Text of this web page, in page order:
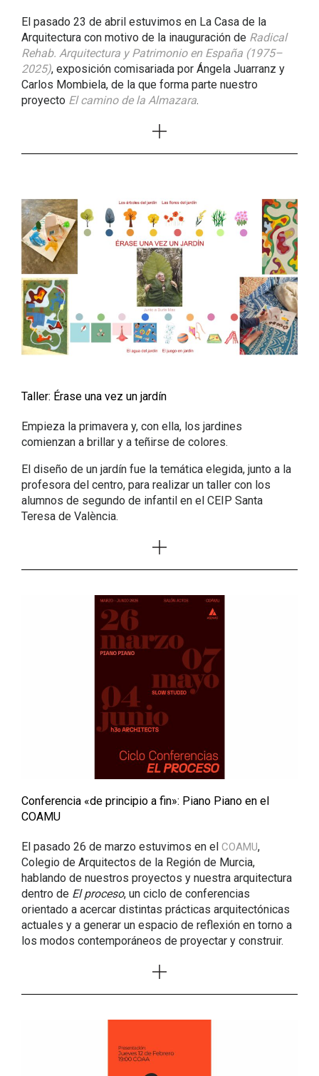
El pasado 23 de abril estuvimos en La Casa de la
Arquitectura con motivo de la inauguración de Radical
Rehab. Arquitectura y Patrimonio en España (1975–
2025), exposición comisariada por Ángela Juarranz y
Carlos Mombiela, de la que forma parte nuestro
proyecto El camino de la Almazara.
Taller: Érase una vez un jardín
Empieza la primavera y, con ella, los jardines
comienzan a brillar y a teñirse de colores.
El diseño de un jardín fue la temática elegida, junto a la
profesora del centro, para realizar un taller con los
alumnos de segundo de infantil en el CEIP Santa
Teresa de València.
Conferencia «de principio a fin»: Piano Piano en el
COAMU
El pasado 26 de marzo estuvimos en el COAMU,
Colegio de Arquitectos de la Región de Murcia,
hablando de nuestros proyectos y nuestra arquitectura
dentro de El proceso, un ciclo de conferencias
orientado a acercar distintas prácticas arquitectónicas
actuales y a generar un espacio de reflexión en torno a
los modos contemporáneos de proyectar y construir.